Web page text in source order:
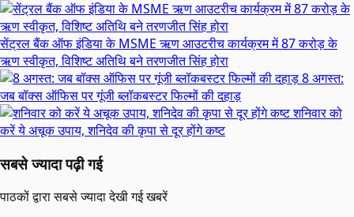
सेंट्रल बैंक ऑफ इंडिया के MSME ऋण आउटरीच कार्यक्रम में 87 करोड़ के
ऋण स्वीकृत, विशिष्ट अतिथि बने तरणजीत सिंह होरा
8 अगस्त:
जब बॉक्स ऑफिस पर गूंजी ब्लॉकबस्टर फिल्मों की दहाड़
शनिवार को
करें ये अचूक उपाय, शनिदेव की कृपा से दूर होंगे कष्ट
सबसे ज्यादा पढ़ी गई
पाठकों द्वारा सबसे ज्यादा देखी गई खबरें